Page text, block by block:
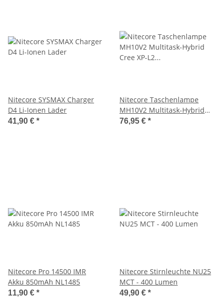
Nitecore SYSMAX Charger
D4 Li-Ionen Lader
41,90 € *
Nitecore Taschenlampe
MH10V2 Multitask-Hybrid
Cree XP-L2 V6 LED aufladbar
76,95 € *
Nitecore Pro 14500 IMR
Akku 850mAh NL1485
11,90 € *
Nitecore Stirnleuchte NU25
MCT - 400 Lumen
49,90 € *